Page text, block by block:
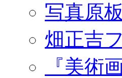
写真原
畑正吉
『美術